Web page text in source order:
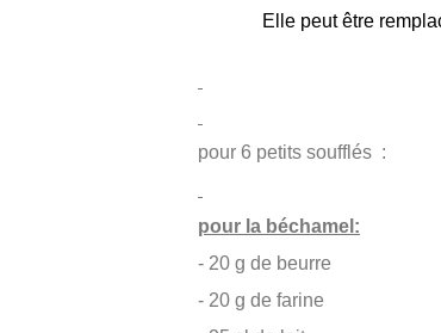
Elle peut être
pour 6 petits soufflés :
pour la béchamel:
- 20 g de beurre
- 20 g de farine